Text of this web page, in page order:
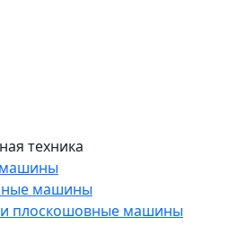
техника
машины
плоскошовные машины